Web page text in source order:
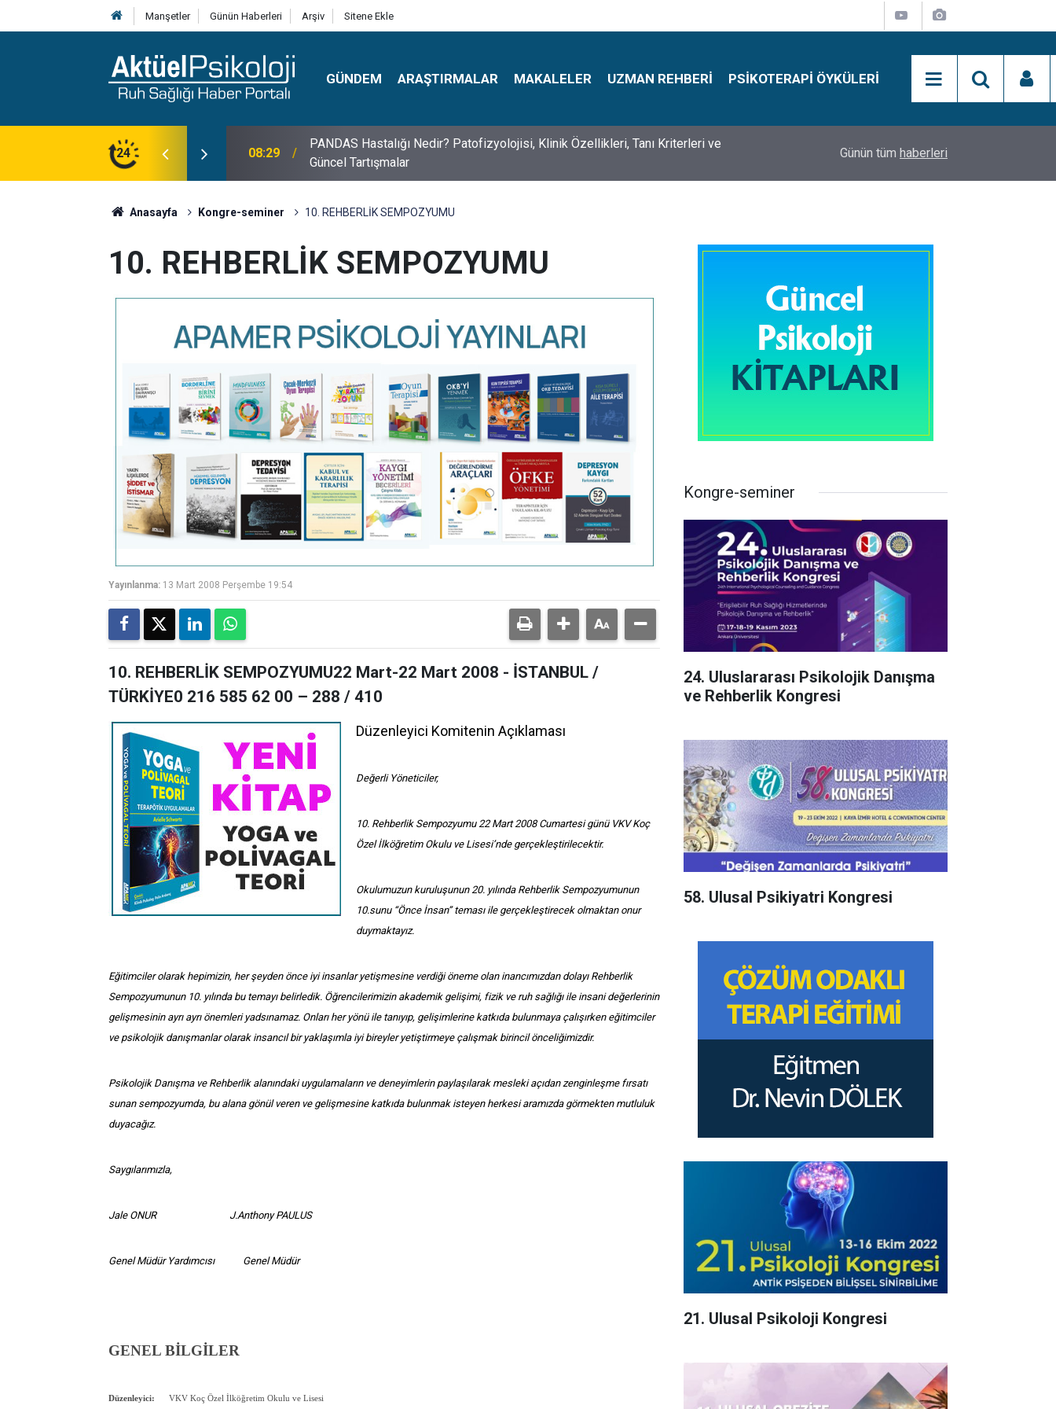
Manşetler Günün Haberleri Arşiv Sitene Ekle
GÜNDEM ARAŞTIRMALAR MAKALELER UZMAN REHBERI PSIKOTERAPI ÖYKÜLERI
24
Klinik Özellikleri, Tanı Kriterleri ve
10:30 10 Mayıs Psikologlar Günü Nasıl Ortaya Çıktı? 10 Mayıs Tarihinin Hikayesi Simon Says Dikkat Programı Nedir?
Günün tüm haberleri
Anasayfa Kongre-seminer 10. REHBERLİK SEMPOZYUMU
10. REHBERLİK SEMPOZYUMU
Yayınlanma: 13 Mart 2008 Perşembe 19:54
10. REHBERLİK SEMPOZYUMU22 Mart-22 Mart 2008 - İSTANBUL /
TÜRKİYE0 216 585 62 00 – 288 / 410
Düzenleyici Komitenin Açıklaması
Değerli Yöneticiler,
10. Rehberlik Sempozyumu 22 Mart 2008 Cumartesi günü VKV Koç
Özel İlköğretim Okulu ve Lisesi’nde gerçekleştirilecektir.
Okulumuzun kuruluşunun 20. yılında Rehberlik Sempozyumunun
10.sunu “Önce İnsan” teması ile gerçekleştirecek olmaktan onur
duymaktayız.
Eğitimciler olarak hepimizin, her şeyden önce iyi insanlar yetişmesine verdiği öneme olan inancımızdan dolayı Rehberlik
Sempozyumunun 10. yılında bu temayı belirledik. Öğrencilerimizin akademik gelişimi, fizik ve ruh sağlığı ile insani değerlerinin
gelişmesinin ayrı ayrı önemleri yadsınamaz. Onları her yönü ile tanıyıp, gelişimlerine katkıda bulunmaya çalışırken eğitimciler
ve psikolojik danışmanlar olarak insancıl bir yaklaşımla iyi bireyler yetiştirmeye çalışmak birincil önceliğimizdir.
Psikolojik Danışma ve Rehberlik alanındaki uygulamaların ve deneyimlerin paylaşılarak mesleki açıdan zenginleşme fırsatı
sunan sempozyumda, bu alana gönül veren ve gelişmesine katkıda bulunmak isteyen herkesi aramızda görmekten mutluluk
duyacağız.
Saygılarımızla,
Jale ONUR J.Anthony PAULUS
Genel Müdür Yardımcısı Genel Müdür
GENEL BİLGİLER
Düzenleyici: VKV Koç Özel İlköğretim Okulu ve Lisesi
Kongre-seminer
24. Uluslararası Psikolojik Danışma
ve Rehberlik Kongresi
58. Ulusal Psikiyatri Kongresi
21. Ulusal Psikoloji Kongresi